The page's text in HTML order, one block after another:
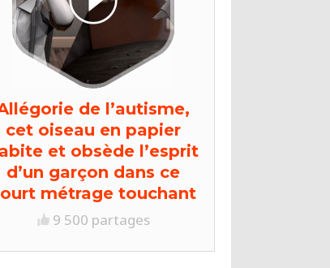
de l’autisme,
cet oiseau en papier
et obsède l’esprit
d’un garçon dans ce
métrage touchant
9 500 partages